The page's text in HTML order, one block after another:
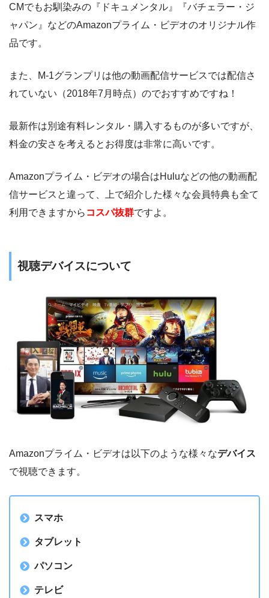
CMでもお馴染みの『ドキュメンタル』『バチェラー・ジ
ャパン』などのAmazonプライム・ビデオのオリジナル作
品です。
また、M-1グランプリは他の動画配信サービスでは配信さ
れていない（2018年7月時点）のでおすすめですね！
最新作は別途有料レンタル・購入するものが多いですが、
料金の安さを考えるとお得度は非常に高いです。
Amazonプライム・ビデオの場合はHuluなどの他の動画配
信サービスと違って、上で紹介した様々な会員特典も全て
利用できますから コスパ抜群ですよ。
視聴デバイスについて
Amazonプライム・ビデオは以下のような様々なデバイス
で視聴できます。
スマホ
タブレット
パソコン
テレビ